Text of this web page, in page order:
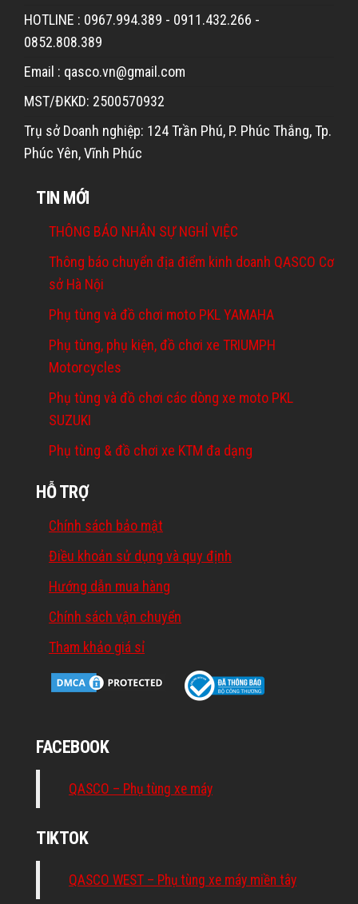
HOTLINE : 0967.994.389 - 0911.432.266 -
0852.808.389
Email : qasco.vn@gmail.com
MST/ĐKKD: 2500570932
Trụ sở Doanh nghiệp: 124 Trần Phú, P. Phúc Thắng, Tp.
Phúc Yên, Vĩnh Phúc
TIN MỚI
THÔNG BÁO NHÂN SỰ NGHỈ VIỆC
Thông báo chuyển địa điểm kinh doanh QASCO Cơ
sở Hà Nội
Phụ tùng và đồ chơi moto PKL YAMAHA
Phụ tùng, phụ kiện, đồ chơi xe TRIUMPH
Motorcycles
Phụ tùng và đồ chơi các dòng xe moto PKL
SUZUKI
Phụ tùng & đồ chơi xe KTM đa dạng
HỖ TRỢ
Chính sách bảo mật
Điều khoản sử dụng và quy định
Hướng dẫn mua hàng
Chính sách vận chuyển
Tham khảo giá sỉ
FACEBOOK
QASCO – Phụ tùng xe máy
TIKTOK
QASCO WEST – Phụ tùng xe máy miền tây